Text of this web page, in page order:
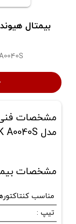
مدل HGT 65K A0040S
مشخصات
مناسب
تیپ :